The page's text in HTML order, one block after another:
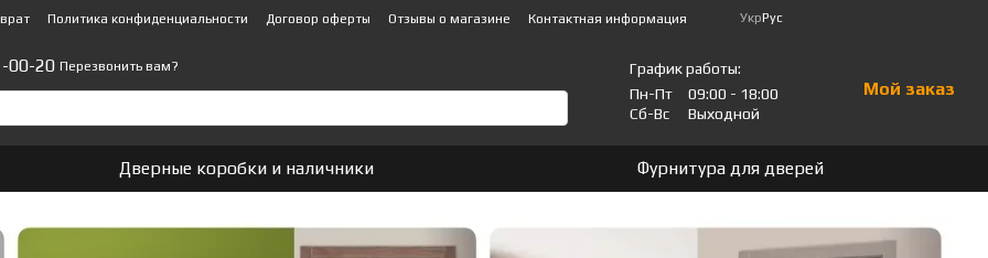
Политика конфиденциальности Договор оферты Отзывы о магазине Контактная информация УкрРус
00-20 Перезвонить вам?
График работы:
Пн-Пт
09:00 - 18:00
Сб-Вс
Выходной
Мой заказ
Дверные коробки и наличники Фурнитура для дверей